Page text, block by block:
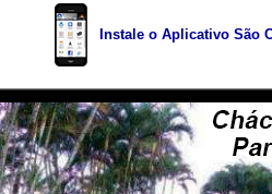
Instale o Aplicativo São